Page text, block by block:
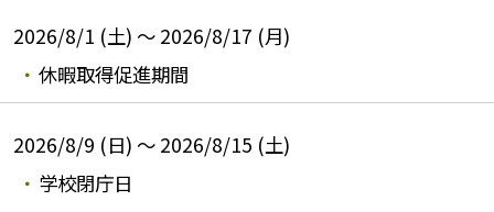
2026/8/1 (土) ～ 2026/8/17 (月)
休暇取得促進期間
2026/8/9 (日) ～ 2026/8/15 (土)
学校閉庁日